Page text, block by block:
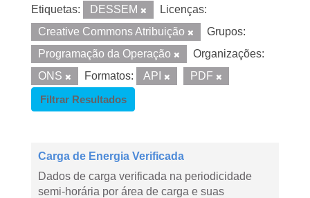
Etiquetas: DESSEM
Licenças:
Creative Commons Atribuição
Grupos:
Programação da Operação
Organizações:
ONS
Formatos: API
PDF
Filtrar Resultados
Carga de Energia Verificada
Dados de carga verificada na periodicidade
semi-horária por área de carga e suas